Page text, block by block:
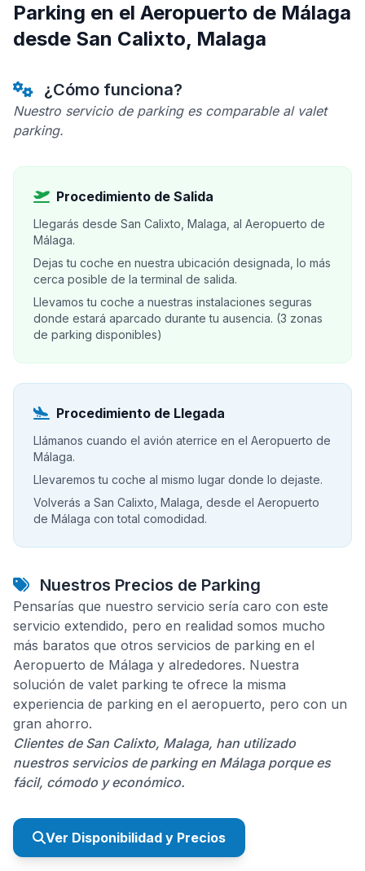
Parking en el Aeropuerto de Málaga
desde San Calixto, Malaga
¿Cómo funciona?
Nuestro servicio de parking es comparable al valet
parking.
Procedimiento de Salida
Llegarás desde San Calixto, Malaga, al Aeropuerto de
Málaga.
Dejas tu coche en nuestra ubicación designada, lo más
cerca posible de la terminal de salida.
Llevamos tu coche a nuestras instalaciones seguras
donde estará aparcado durante tu ausencia. (3 zonas
de parking disponibles)
Procedimiento de Llegada
Llámanos cuando el avión aterrice en el Aeropuerto de
Málaga.
Llevaremos tu coche al mismo lugar donde lo dejaste.
Volverás a San Calixto, Malaga, desde el Aeropuerto
de Málaga con total comodidad.
Nuestros Precios de Parking
Pensarías que nuestro servicio sería caro con este
servicio extendido, pero en realidad somos mucho
más baratos que otros servicios de parking en el
Aeropuerto de Málaga y alrededores. Nuestra
solución de valet parking te ofrece la misma
experiencia de parking en el aeropuerto, pero con un
gran ahorro.
Clientes de San Calixto, Malaga, han utilizado
nuestros servicios de parking en Málaga porque es
fácil, cómodo y económico.
Ver Disponibilidad y Precios